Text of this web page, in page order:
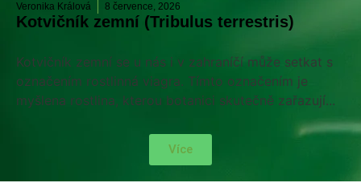
Veronika Králová 8 července, 2026
Kotvičník zemní (Tribulus terrestris)
Kotvičník zemní se u nás i v zahraníčí může setkat s
označením rostlinná viagra. Tímto označením je
myšlena rostlina, kterou botanici skutečně zařazují...
Více